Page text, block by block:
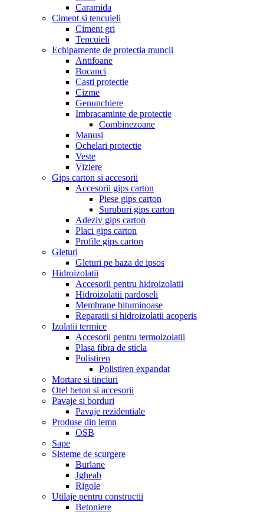
Caramida
Ciment si tencuieli
Ciment gri
Tencuieli
Echipamente de protectia muncii
Antifoane
Bocanci
Casti protectie
Cizme
Genunchiere
Imbracaminte de protectie
Combinezoane
Manusi
Ochelari protectie
Veste
Viziere
Gips carton si accesorii
Accesorii gips carton
Piese gips carton
Suruburi gips carton
Adeziv gips carton
Placi gips carton
Profile gips carton
Gleturi
Gleturi pe baza de ipsos
Hidroizolatii
Accesorii pentru hidroizolatii
Hidroizolatii pardoseli
Membrane bituminoase
Reparatii si hidroizolatii acoperis
Izolatii termice
Accesorii pentru termoizolatii
Plasa fibra de sticla
Polistiren
Polistiren expandat
Mortare si tinciuri
Otel beton si accesorii
Pavaje si borduri
Pavaje rezidentiale
Produse din lemn
OSB
Sape
Sisteme de scurgere
Burlane
Jgheab
Rigole
Utilaje pentru constructii
Betoniere